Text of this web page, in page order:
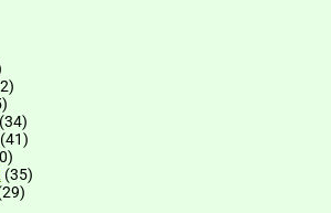
(34)
(41)
(35)